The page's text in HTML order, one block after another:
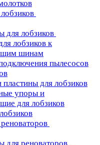
для лобзиков
лобзиков к
шинам
пылесосов
пластины для лобзиков
упоры и
для лобзиков